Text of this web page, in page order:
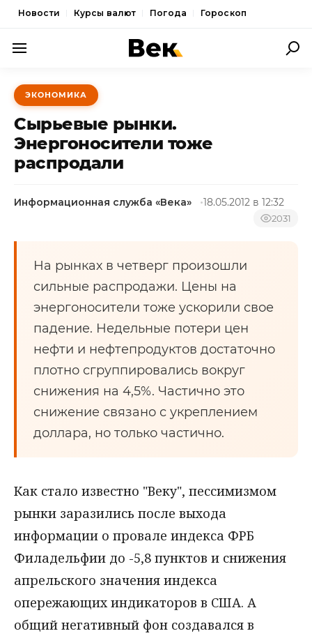
Новости Курсы валют Погода Гороскоп
ПОЛИТИКА
ЭКОНОМИКА
ОБЩЕСТВО
СПОРТ
ЭКОНОМИКА
Сырьевые рынки.
Энергоносители тоже
распродали
Информационная служба «Века» 18.05.2012 в 12:32
2031
На рынках в четверг произошли
сильные распродажи. Цены на
энергоносители тоже ускорили свое
падение. Недельные потери цен
нефти и нефтепродуктов достаточно
плотно сгруппировались вокруг
снижения на 4,5%. Частично это
снижение связано с укреплением
доллара, но только частично.
Как стало известно "Веку", пессимизмом
рынки заразились после выхода
информации о провале индекса ФРБ
Филадельфии до -5,8 пунктов и снижения
апрельского значения индекса
опережающих индикаторов в США. А
общий негативный фон создавался в